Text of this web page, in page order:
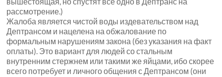
рассмотрение.)
Жалоба является чистой воды издевательством над
Дептрансом и нацелена на обжалование по
формальным нарушениям закона (без указания на факт
оплаты). Это вариант для людей со стальным
внутренним стержнем или такими же яйцами, ибо скорее
всего потребует и личного общения с Дептрансом (они